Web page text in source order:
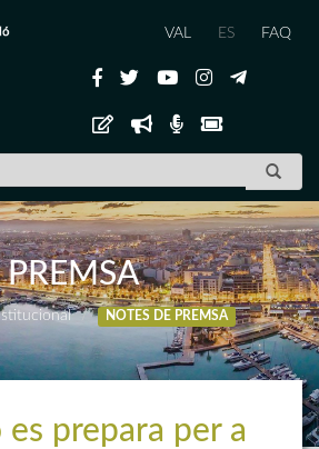
VAL ES FAQ
NOTES DE PREMSA
es prepara per a